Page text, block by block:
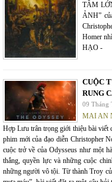
TÂM
ẢNH”
Homer
HẠO -
CUỘC
RUNG
09 Tháng
MAI AN
Hợp Lưu trân trọng giới thiệu bài
phim mới của đạo diễn Christopher
cuộc trở về của Odysseus như một
thắng, quyền lực và những cuộc
những người vô tội. Từ thành Troy